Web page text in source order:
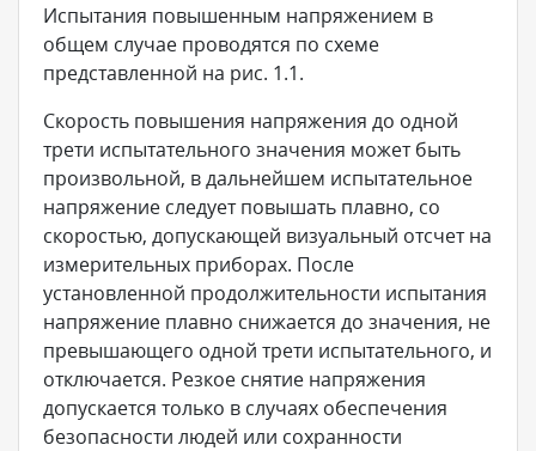
Испытания повышенным напряжением в
общем случае проводятся по схеме
представленной на рис. 1.1.
Скорость повышения напряжения до одной
трети испытательного значения может быть
произвольной, в дальнейшем испытательное
напряжение следует повышать плавно, со
скоростью, допускающей визуальный отсчет на
измерительных приборах. После
установленной продолжительности испытания
напряжение плавно снижается до значения, не
превышающего одной трети испытательного, и
отключается. Резкое снятие напряжения
допускается только в случаях обеспечения
безопасности людей или сохранности